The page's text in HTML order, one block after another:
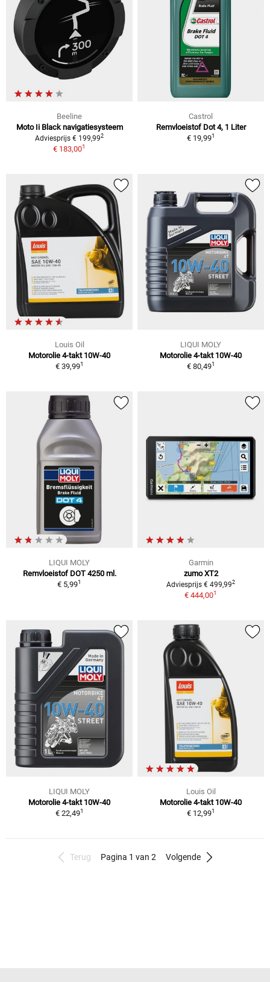
Beeline
Moto Ii Black navigatiesysteem
Adviesprijs € 199,992
€ 183,001
Castrol
Remvloeistof Dot 4, 1 Liter
€ 19,991
Louis Oil
Motorolie 4-takt 10W-40
€ 39,991
LIQUI MOLY
Motorolie 4-takt 10W-40
€ 80,491
LIQUI MOLY
Remvloeistof DOT 4250 ml.
€ 5,991
Garmin
zumo XT2
Adviesprijs € 499,992
€ 444,001
LIQUI MOLY
Motorolie 4-takt 10W-40
€ 22,491
Louis Oil
Motorolie 4-takt 10W-40
€ 12,991
Terug Pagina 1 van 2 Volgende